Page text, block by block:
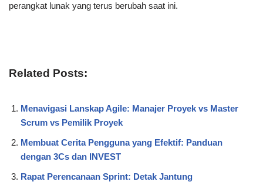
perangkat lunak yang terus berubah saat ini.
Related Posts:
Menavigasi Lanskap Agile: Manajer Proyek vs Master
Scrum vs Pemilik Proyek
Membuat Cerita Pengguna yang Efektif: Panduan
dengan 3Cs dan INVEST
Rapat Perencanaan Sprint: Detak Jantung